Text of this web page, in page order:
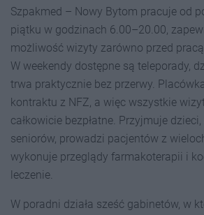
Szpakmed – Nowy Bytom pracuje od
piątku w godzinach 6.00–20.00,
możliwość wizyty zarówno przed
W weekendy dostępne są teleporady,
trwa praktycznie bez przerwy.
kontraktu z NFZ, a więc wszystkie
całkowicie bezpłatne. Przyjmuje dzieci,
seniorów, prowadzi pacjentów z
wykonuje przeglądy farmakoterapii i
leczenie.
W poradni działa sześć gabinetów, w